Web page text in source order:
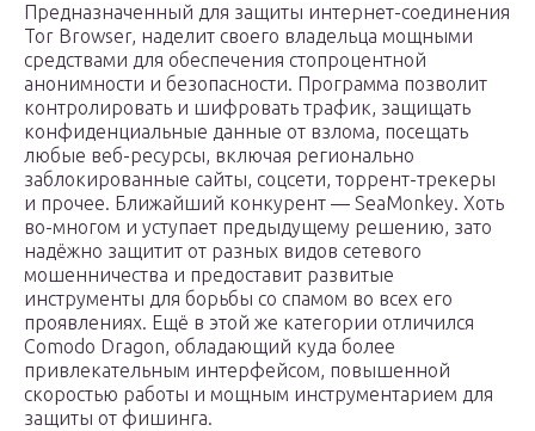
Предназначенный для защиты интернет-соединения
Tor Browser, наделит своего владельца мощными
средствами для обеспечения стопроцентной
анонимности и безопасности. Программа позволит
контролировать и шифровать трафик, защищать
конфиденциальные данные от взлома, посещать
любые веб-ресурсы, включая регионально
заблокированные сайты, соцсети, торрент-трекеры
и прочее. Ближайший конкурент — SeaMonkey. Хоть
во-многом и уступает предыдущему решению, зато
надёжно защитит от разных видов сетевого
мошенничества и предоставит развитые
инструменты для борьбы со спамом во всех его
проявлениях. Ещё в этой же категории отличился
Comodo Dragon, обладающий куда более
привлекательным интерфейсом, повышенной
скоростью работы и мощным инструментарием для
защиты от фишинга.